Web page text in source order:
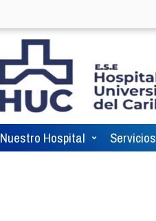
Nuestro Hospital Servicios